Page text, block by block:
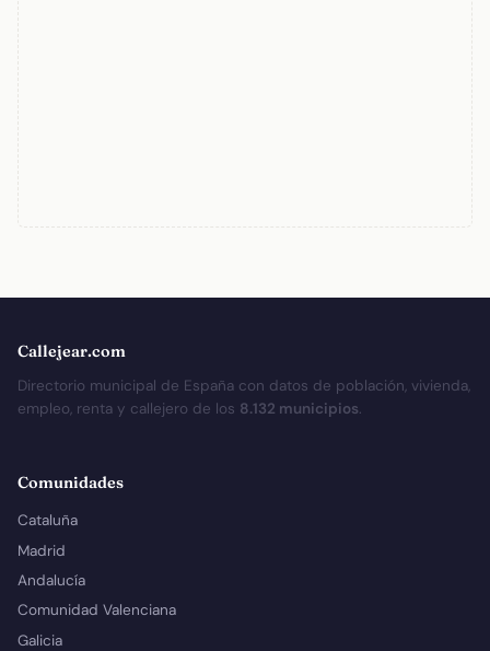
Callejear.com
Directorio municipal de España con datos de población, vivienda,
empleo, renta y callejero de los 8.132 municipios.
Comunidades
Cataluña
Madrid
Andalucía
Comunidad Valenciana
Galicia